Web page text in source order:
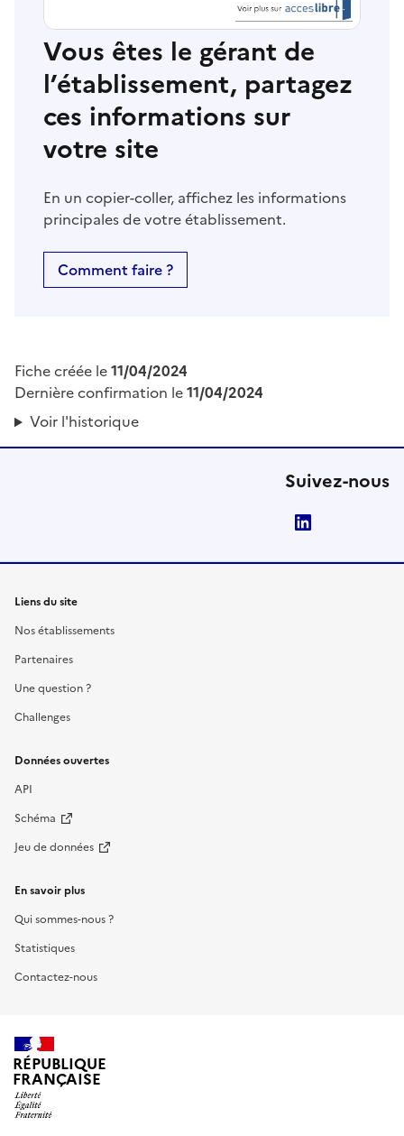
Vous êtes le gérant de
l’établissement, partagez
ces informations sur
votre site
En un copier-coller, affichez les informations
principales de votre établissement.
Comment faire ?
Fiche créée le11/04/2024
Dernière confirmation le11/04/2024
Voir l'historique
Suivez-nous
Liens du site
Nos établissements
Partenaires
Une question ?
Challenges
Données ouvertes
API
Schéma
Jeu de données
En savoir plus
Qui sommes-nous ?
Statistiques
Contactez-nous
RÉPUBLIQUE
FRANÇAISE